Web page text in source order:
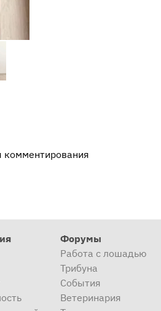
комментирования
Форумы
Работа с лошадью
Трибуна
События
Ветеринария